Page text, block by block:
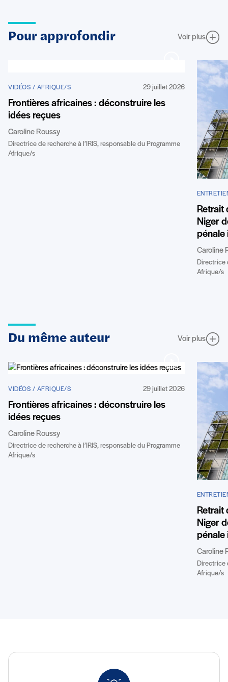
Pour approfondir Voir plus
VIDÉOS / AFRIQUE/S 29 juillet 2026
Frontières africaines : déconstruire les
idées reçues
Caroline Roussy
Directrice de recherche à l’IRIS, responsable du Programme
Afrique/s
Retrait
Niger
pénale
Caroline
Directrice
Afrique/s
Du même auteur Voir plus
VIDÉOS / AFRIQUE/S 29 juillet 2026
Frontières africaines : déconstruire les
idées reçues
Caroline Roussy
Directrice de recherche à l’IRIS, responsable du Programme
Afrique/s
Retrait
Niger
pénale
Caroline
Directrice
Afrique/s